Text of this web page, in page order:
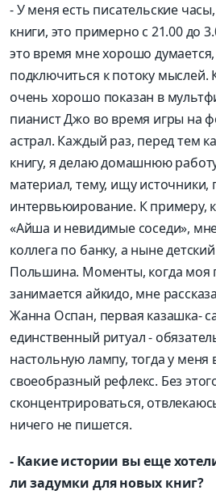
- У меня есть писательские
книги, это примерно с 21.00 до
это время мне хорошо
подключиться к потоку мыслей.
очень хорошо показан в
пианист Джо во время игры на
астрал. Каждый раз, перед тем
книгу, я делаю домашнюю
материал, тему, ищу источники,
интервьюирование. К примеру,
«Айша и невидимые соседи»,
коллега по банку, а ныне
Польшина. Моменты, когда моя
занимается айкидо, мне
Жанна Оспан, первая казашка-
единственный ритуал -
настольную лампу, тогда у меня
своеобразный рефлекс. Без
сконцентрироваться,
ничего не пишется.
- Какие истории вы еще
ли задумки для новых книг?